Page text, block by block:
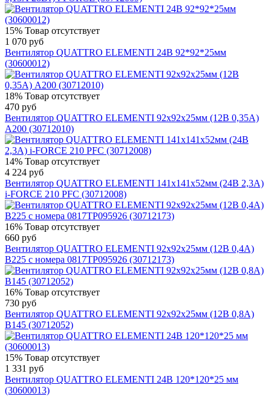
15% Товар отсутствует
1 070 руб
Вентилятор QUATTRO ELEMENTI 24В 92*92*25мм
(30600012)
18% Товар отсутствует
470 руб
Вентилятор QUATTRO ELEMENTI 92х92х25мм (12В 0,35А)
A200 (30712010)
14% Товар отсутствует
4 224 руб
Вентилятор QUATTRO ELEMENTI 141х141х52мм (24В 2,3А)
i-FORCE 210 PFC (30712008)
16% Товар отсутствует
660 руб
Вентилятор QUATTRO ELEMENTI 92х92х25мм (12В 0,4А)
B225 с номера 0817TP095926 (30712173)
16% Товар отсутствует
730 руб
Вентилятор QUATTRO ELEMENTI 92х92х25мм (12В 0,8A)
B145 (30712052)
15% Товар отсутствует
1 331 руб
Вентилятор QUATTRO ELEMENTI 24В 120*120*25 мм
(30600013)